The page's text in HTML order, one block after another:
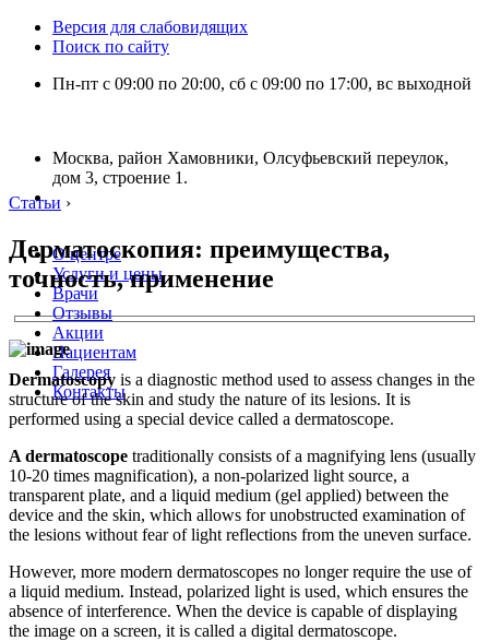
Версия для слабовидящих
Поиск по сайту
Пн-пт с 09:00 по 20:00, сб с 09:00 по 17:00, вс выходной
Москва, район Хамовники, Олсуфьевский переулок,
дом 3, строение 1.
О центре
Услуги и цены
Врачи
Отзывы
Акции
Пациентам
Галерея
Контакты
Статьи ›
Дерматоскопия: преимущества,
точность, применение
Dermatoscopy is a diagnostic method used to assess changes in the
structure of the skin and study the nature of its lesions. It is
performed using a special device called a dermatoscope.
A dermatoscope traditionally consists of a magnifying lens (usually
10-20 times magnification), a non-polarized light source, a
transparent plate, and a liquid medium (gel applied) between the
device and the skin, which allows for unobstructed examination of
the lesions without fear of light reflections from the uneven surface.
However, more modern dermatoscopes no longer require the use of
a liquid medium. Instead, polarized light is used, which ensures the
absence of interference. When the device is capable of displaying
the image on a screen, it is called a digital dermatoscope.